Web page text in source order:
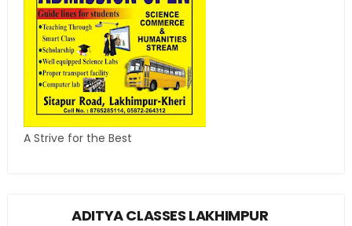
A Strive for the Best
ADITYA CLASSES LAKHIMPUR